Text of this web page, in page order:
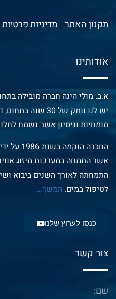
תקנון האתר מדיניות פרטיות
אודותינו
א.ב. מולי הינה חברה מובילה
יש לנו וותק של 30 שנה בתחום, דבר המספק לנו
מומחיות וניסיון אשר נשמח
החברה הוקמה בשנת 1986 על ידי משה עשהאל
אשר התמחה במערכות מיזוג
התמחתה לאורך השנים ביבוא
לטיפול במים. המשך…
כנסו לערוץ שלנו
צור קשר